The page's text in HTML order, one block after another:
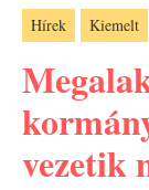
Hírek Kiemelt
vezetik